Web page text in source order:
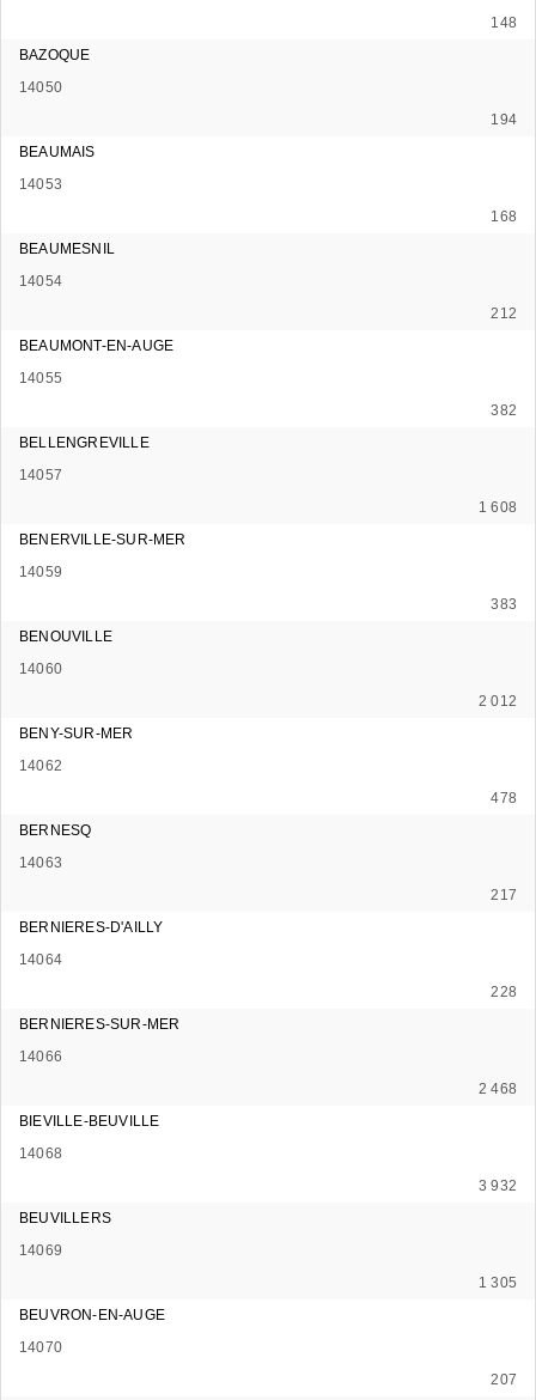
148
BAZOQUE
14050
194
BEAUMAIS
14053
168
BEAUMESNIL
14054
212
BEAUMONT-EN-AUGE
14055
382
BELLENGREVILLE
14057
1 608
BENERVILLE-SUR-MER
14059
383
BENOUVILLE
14060
2 012
BENY-SUR-MER
14062
478
BERNESQ
14063
217
BERNIERES-D'AILLY
14064
228
BERNIERES-SUR-MER
14066
2 468
BIEVILLE-BEUVILLE
14068
3 932
BEUVILLERS
14069
1 305
BEUVRON-EN-AUGE
14070
207